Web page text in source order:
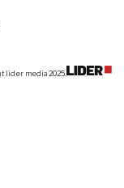
lider media 2025.